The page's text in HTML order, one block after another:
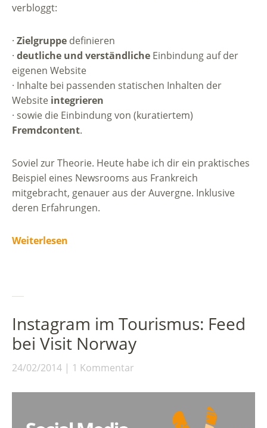
verbloggt:
· Zielgruppe definieren
· deutliche und verständliche Einbindung auf der
eigenen Website
· Inhalte bei passenden statischen Inhalten der
Website integrieren
· sowie die Einbindung von (kuratiertem)
Fremdcontent.
Soviel zur Theorie. Heute habe ich dir ein praktisches
Beispiel eines Newsrooms aus Frankreich
mitgebracht, genauer aus der Auvergne. Inklusive
deren Erfahrungen.
Weiterlesen
Instagram im Tourismus: Feed
bei Visit Norway
24/02/2014 1 Kommentar